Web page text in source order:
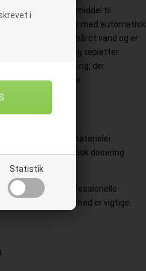
i
Statistik
rengøringsmiddel til
opvaskemaskiner med automatisk
i både blødt og hårdt vand og er
samt kaffe- og tepletter.
en grundig rengøring, der
skinnende rene.
med aluminiumsmaterialer
med automatisk dosering
og hårdt vand
perfekte valg til professionelle
materialeskånsomhed er vigtige.